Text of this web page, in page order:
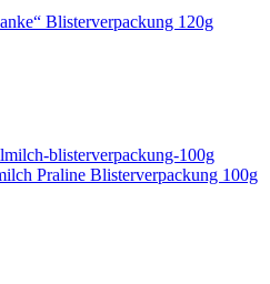
Blisterverpackung 120g
Praline Blisterverpackung 100g